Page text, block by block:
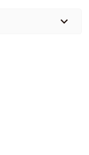
expand_more